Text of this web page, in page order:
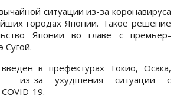
ситуации из-за коронавируса
городах Японии. Такое решение
Японии во главе с премьер-
Сугой.
в префектурах Токио, Осака,
из-за ухудшения ситуации с
19.